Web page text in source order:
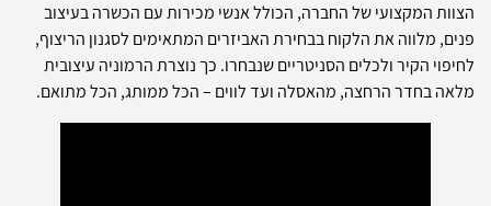
הצוות המקצועי של החברה, הכולל אנשי מכירות עם הכשרה בעיצוב
פנים, מלווה את הלקוח בבחירת האביזרים המתאימים לסגנון הריצוף,
לחיפוי הקיר ולכלים הסניטריים שנבחרו. כך נוצרת הרמוניה עיצובית
מלאה בחדר הרחצה, מהאסלה ועד לווים – הכל ממותג, הכל מתואם.